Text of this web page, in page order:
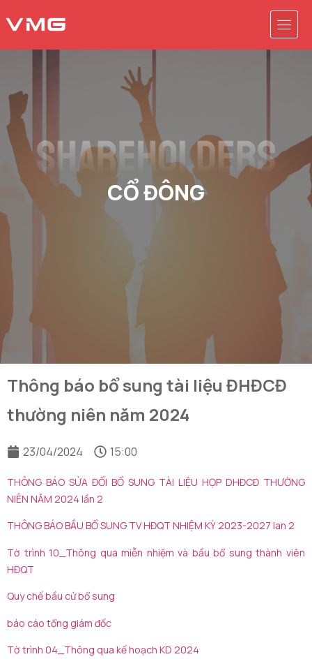
CỔ ĐÔNG
Thông báo bổ sung tài liệu ĐHĐCĐ
thường niên năm 2024
23/04/2024 15:00
THÔNG BÁO SỬA ĐỔI BỔ SUNG TÀI LIỆU HỌP DHĐCĐ THƯỜNG
NIÊN NĂM 2024 lần 2
THÔNG BÁO BẦU BỔ SUNG TV HĐQT NHIỆM KỲ 2023-2027 lan 2
Tờ trình 10_Thông qua miễn nhiệm và bầu bổ sung thành viên
HĐQT
Quy chế bầu cử bổ sung
báo cáo tổng giám đốc
Tờ trình 04_Thông qua kế hoạch KD 2024